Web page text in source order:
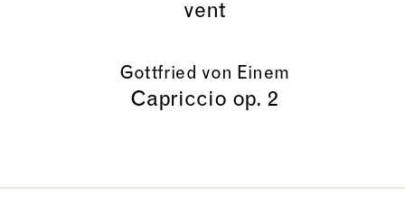
vent
Gottfried von Einem
Capriccio op. 2